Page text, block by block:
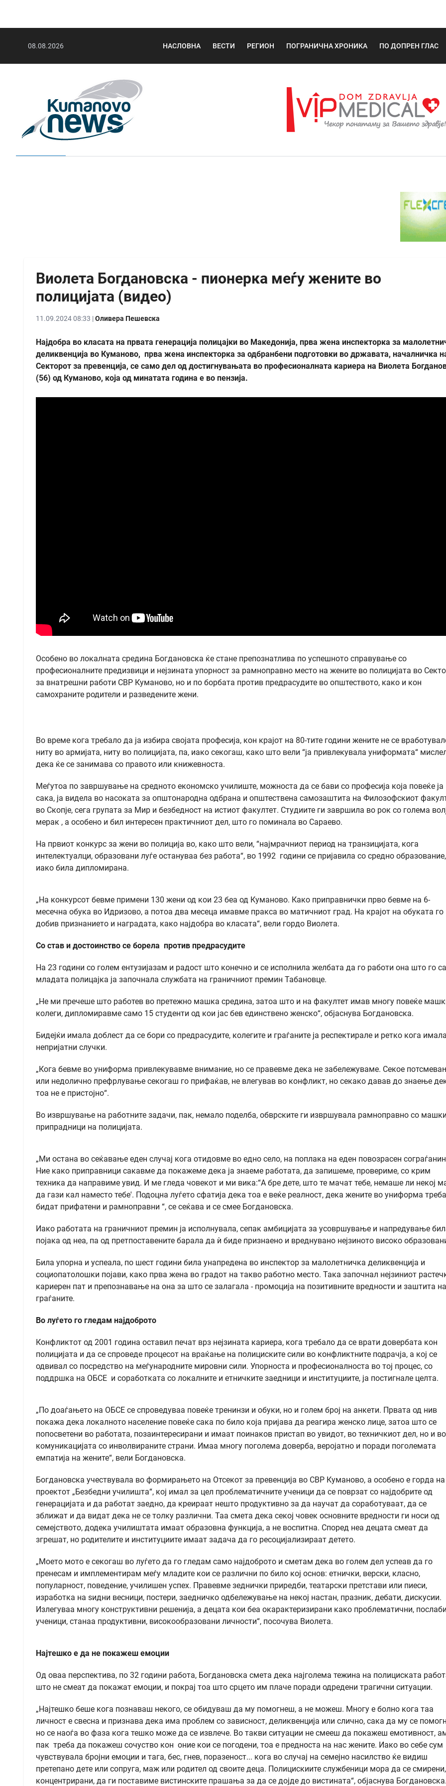
08.08.2026 НАСЛОВНА ВЕСТИ РЕГИОН ПОГРАНИЧНА ХРОНИКА ПО ДОПРЕН ГЛАС
Виолета Богдановска - пионерка меѓу жените во
полицијата (видео)
11.09.2024 08:33 |Оливера Пешевска
Најдобра во класата на првата генерација полицајки во Македонија, прва жена инспекторка за
деликвенција во Куманово, прва жена инспекторка за одбранбени подготовки во државата, началничка
Секторот за превенција, се само дел од достигнувањата во професионалната кариера на Виолета
(56) од Куманово, која од минатата година е во пензија.
Особено во локалната средина Богдановска ќе стане препознатлива по успешното справување со
професионалните предизвици и нејзината упорност за рамноправно место на жените во полицијата во
за внатрешни работи СВР Куманово, но и по борбата против предрасудите во општеството, како и кон
самохраните родители и разведените жени.
Во време кога требало да ја избира својата професија, кон крајот на 80-тите години жените не се
ниту во армијата, ниту во полицијата, па, иако секогаш, како што вели “ја привлекувала униформата“
дека ќе се занимава со правото или книжевноста.
Меѓутоа по завршување на средното економско училиште, можноста да се бави со професија која повеќе ја
сака, ја видела во насоката за општонародна одбрана и општествена самозаштита на Филозофскиот
во Скопје, сега групата за Мир и безбедност на истиот факултет. Студиите ги завршила во рок со голема
мерак , а особено и бил интересен практичниот дел, што го поминала во Сараево.
На првиот конкурс за жени во полиција во, како што вели, “најмрачниот период на транзицијата, кога
интелектуалци, образовани луѓе остануваа без работа“, во 1992 години се пријавила со средно образование,
иако била дипломирана.
„На конкурсот бевме примени 130 жени од кои 23 беа од Куманово. Како приправнички прво бевме на 6-
месечна обука во Идризово, а потоа два месеца имавме пракса во матичниот град. На крајот на обуката го
добив признанието и нагрaдата, како најдобра во класата“, вели гордо Виолета.
Со став и достоинство се борела против предрасудите
На 23 години со голем ентузијазам и радост што конечно и се исполнила желбата да го работи она што го
младата полицајка ја започнала службата на граничниот премин Табановце.
„Не ми пречеше што работев во претежно машка средина, затоа што и на факултет имав многу повеќе
колеги, дипломиравме само 15 студенти од кои јас бев единствено женско“, објаснува Богдановска.
Бидејќи имала доблест да се бори со предрасудите, колегите и граѓаните ја респектирале и ретко кога имала
непријатни случки.
„Кога бевме во униформа привлекувавме внимание, но се правевме дека не забележуваме. Секое
или недолично префрлување секогаш го прифаќав, не влегував во конфликт, но секако давав до знаење
тоа не е пристојно“.
Во извршување на работните задачи, пак, немало поделба, обврските ги извршувала рамноправно со
припрадници на полицијата.
„Ми остана во сеќавање еден случај кога отидовме во едно село, на поплака на еден повозрасен
Ние како приправници сакавме да покажеме дека ја знаеме работата, да запишеме, провериме, со крим
техника да направиме увид. И ме гледа човекот и ми вика:“А бре дете, што те мачат тебе, немаше ли некој
да гази кал наместо тебе'. Подоцна луѓето сфатија дека тоа е веќе реалност, дека жените во униформа
бидат прифатени и рамноправни “, се сеќава и се смее Богдановска.
Иако работата на граничниот премин ја исполнувала, сепак амбицијата за усовршување и напредување
појака од неа, па од претпоставените барала да ѝ биде признаено и вреднувано нејзиното високо
Била упорна и успеала, по шест години била унапредена во инспектор за малолетничка деликвенција и
социопатолошки појави, како прва жена во градот на такво работно место. Така започнал нејзиниот
кариерен пат и препознавање на она за што се залагала - промоција на позитивните вредности и заштита на
граѓаните.
Во луѓето го гледам најдоброто
Конфликтот од 2001 година оставил печат врз нејзината кариера, кога требало да се врати довербата кон
полицијата и да се спроведе процесот на враќање на полициските сили во конфликтните подрачја, а кој се
одвивал со посредство на меѓународните мировни сили. Упорноста и професионалноста во тој процес, со
поддршка на ОБСЕ и соработката со локалните и етничките заедници и институциите, ја постигнале целта.
„По доаѓањето на ОБСЕ се спроведуваа повеќе тренинзи и обуки, но и голем број на анкети. Првата од нив
покажа дека локалното население повеќе сака по било која пријава да реагира женско лице, затоа што се
попосветени во работата, позаинтересирани и имаат поинаков пристап во увидот, во техничкиот дел, но и во
комуникацијата со инволвираните страни. Имаа многу поголема доверба, веројатно и поради поголемата
емпатија на жените“, вели Богдановска.
Богдановска учествувала во формирањето на Отсекот за превенција во СВР Куманово, а особено е горда на
проектот „Безбедни училишта“, кој имал за цел проблематичните ученици да се поврзат со најдобрите од
генерацијата и да работат заедно, да креираат нешто продуктивно за да научат да соработуваат, да се
зближат и да видат дека не се толку различни. Таа смета дека секој човек основните вредности ги носи од
семејството, додека училиштата имаат образовна функција, а не воспитна. Според неа децата смеат да
згрешат, но родителите и институциите имаат задача да го ресоцијализираат детето.
„Моето мото е секогаш во луѓето да го гледам само најдоброто и сметам дека во голем дел успеав да го
пренесам и имплементирам меѓу младите кои се различни по било кој основ: етнички, верски, класно,
популарност, поведение, училишен успех. Правевме зеднички приредби, театарски претстави или пиеси,
изработка на ѕидни весници, постери, заедничко одбележување на некој настан, празник, дебати, дискусии.
Излегуваа многу конструктивни решенија, а децата кои беа окарактеризирани како проблематични, послаби
ученици, станаа продуктивни, високообразовани личности“, посочува Виолета.
Најтешко е да не покажеш емоции
Од оваа перспектива, по 32 години работа, Богдановска смета дека најголема тежина на полициската
што не смеат да покажат емоции, и покрај тоа што срцето им плаче поради одредени трагични ситуации.
„Најтешко беше кога познаваш некого, се обидуваш да му помогнеш, а не можеш. Многу е болно кога таа
личност е свесна и признава дека има проблем со зависност, деликвенција или слично, сака да му се
но се наоѓа во фаза кога тешко може да се извлече. Во такви ситуации не смееш да покажеш емотивност,
пак треба да покажеш сочуство кон оние кои се погодени, тоа е предноста на нас жените. Иако во себе сум
чувствувала бројни емоции и тага, бес, гнев, поразеност... кога во случај на семејно насилство ќе видиш
претепано дете или сопруга, маж или родител од своите деца. Полицискиите службеници мора да се смирени,
концентрирани, да ги поставиме вистинските прашања за да се дојде до вистината“, објаснува Богдановска.